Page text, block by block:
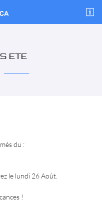

ETE
du :
le lundi 26 Août.
!